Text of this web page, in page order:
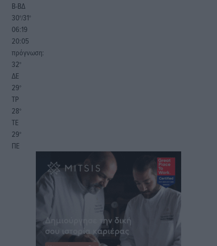
Β-ΒΔ
30°/31°
06:19
20:05
πρόγνωση:
32°
ΔΕ
29°
ΤΡ
28°
ΤΕ
29°
ΠΕ